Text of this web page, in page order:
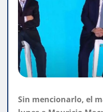
Sin mencionarlo, el